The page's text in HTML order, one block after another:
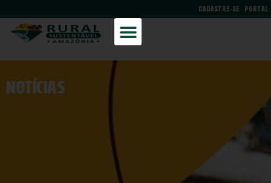
PORTAL
CADASTRE-SE
NOtícias